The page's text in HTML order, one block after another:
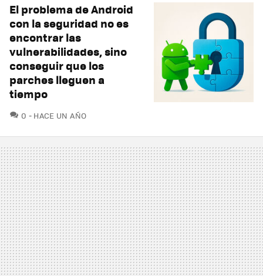
El problema de Android
con la seguridad no es
encontrar las
vulnerabilidades, sino
conseguir que los
parches lleguen a
tiempo
0 COMENTARIOS
HACE UN AÑO